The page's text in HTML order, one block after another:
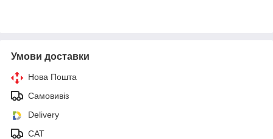
Умови доставки
Нова Пошта
Самовивіз
Delivery
САТ